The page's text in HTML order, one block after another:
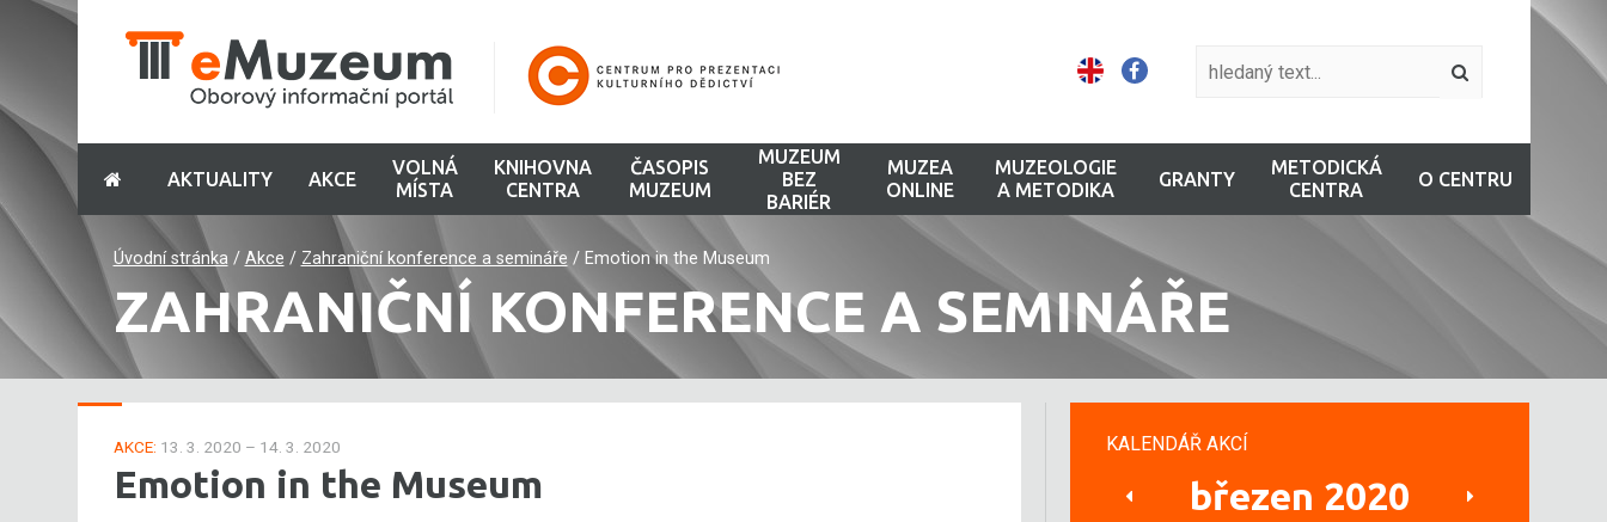
AKTUALITY AKCE
VOLNÁ
MÍSTA
KNIHOVNA
CENTRA
ČASOPIS
MUZEUM
MUZEUM
BEZ
BARIÉR
MUZEA
ONLINE
MUZEOLOGIE
A METODIKA
GRANTY
METODICKÁ
CENTRA
O CENTRU
Úvodní stránka/ Akce / Zahraniční konference a semináře / Emotion in the Museum
ZAHRANIČNÍ KONFERENCE A SEMINÁŘE
AKCE: 13. 3. 2020 – 14. 3. 2020
Emotion in the Museum
KALENDÁŘ AKCÍ
březen 2020